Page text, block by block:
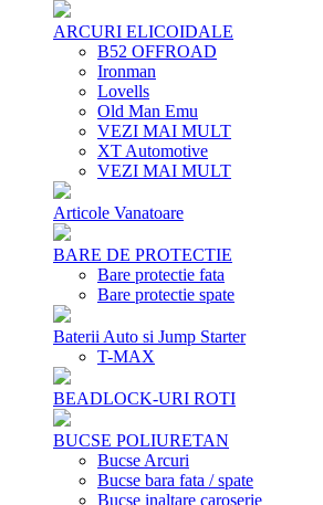
ARCURI ELICOIDALE
B52 OFFROAD
Ironman
Lovells
Old Man Emu
VEZI MAI MULT
XT Automotive
VEZI MAI MULT
Articole Vanatoare
BARE DE PROTECTIE
Bare protectie fata
Bare protectie spate
Baterii Auto si Jump Starter
T-MAX
BEADLOCK-URI ROTI
BUCSE POLIURETAN
Bucse Arcuri
Bucse bara fata / spate
Bucse inaltare caroserie